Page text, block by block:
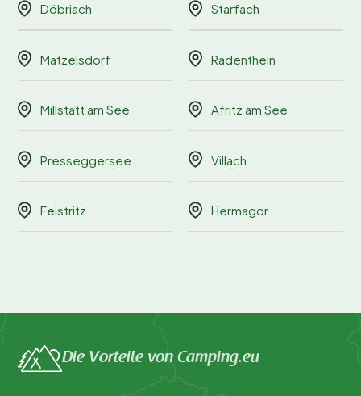
Döbriach Starfach
Matzelsdorf Radenthein
Millstatt am See Afritz am See
Presseggersee Villach
Feistritz Hermagor
Die Vorteile von Camping.eu